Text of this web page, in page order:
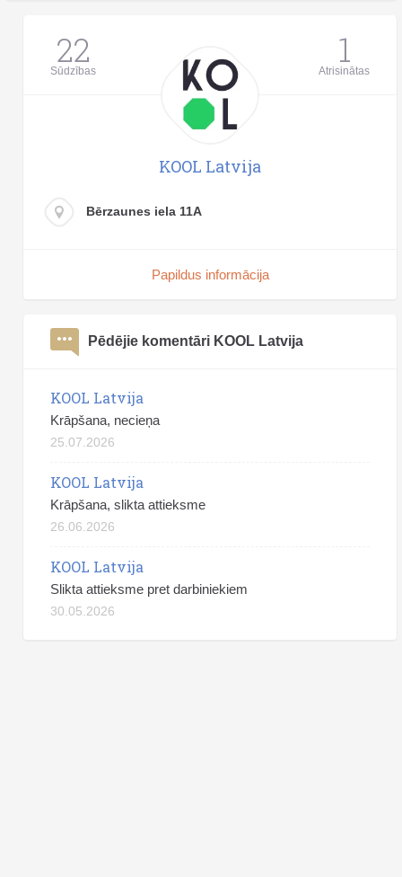
22
Sūdzības 1
Atrisinātas
KOOL Latvija
Bērzaunes iela 11A
Papildus informācija
Pēdējie komentāri KOOL Latvija
KOOL Latvija
Krāpšana, necieņa
25.07.2026
KOOL Latvija
Krāpšana, slikta attieksme
26.06.2026
KOOL Latvija
Slikta attieksme pret darbiniekiem
30.05.2026